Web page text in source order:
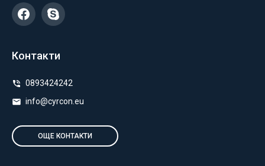
Контакти
0893424242
info@cyrcon.eu
ОЩЕ КОНТАКТИ